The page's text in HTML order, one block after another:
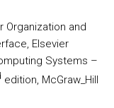
Organization and
Elsevier
Systems –
edition, McGraw_Hill